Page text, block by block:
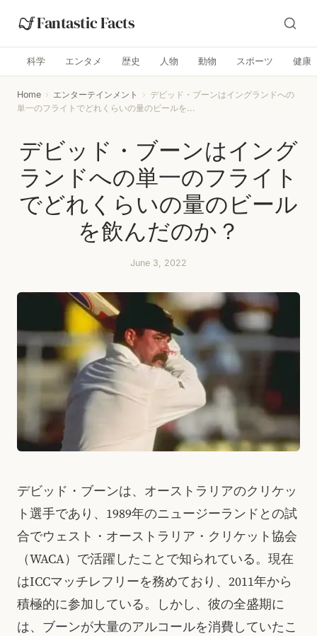
Fantastic Facts
科学 エンタメ 歴史 人物 動物 スポーツ 健康
Home › エンターテインメント › デビッド・ブーンはイングランドへの
単一のフライトでどれくらいの量のビールを...
デビッド・ブーンはイング
ランドへの単一のフライト
でどれくらいの量のビール
を飲んだのか？
June 3, 2022
デビッド・ブーンは、オーストラリアのクリケッ
ト選手であり、1989年のニュージーランドとの試
合でウェスト・オーストラリア・クリケット協会
（WACA）で活躍したことで知られている。現在
はICCマッチレフリーを務めており、2011年から
積極的に参加している。しかし、彼の全盛期に
は、ブーンが大量のアルコールを消費していたこ